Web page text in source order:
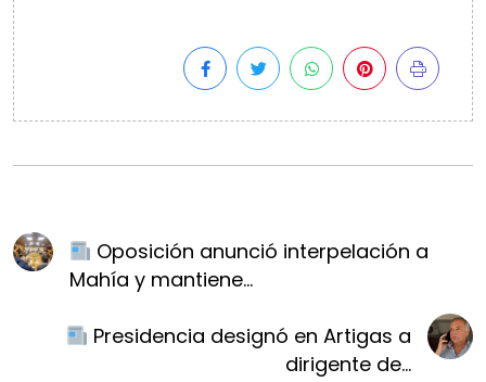
Oposición anunció interpelación a
Mahía y mantiene...
Presidencia designó en Artigas a
dirigente de...